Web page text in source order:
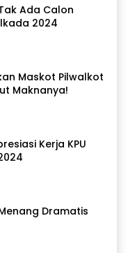
Ada Calon
2024
Maskot Pilwalkot
Maknanya!
Kerja KPU
Dramatis